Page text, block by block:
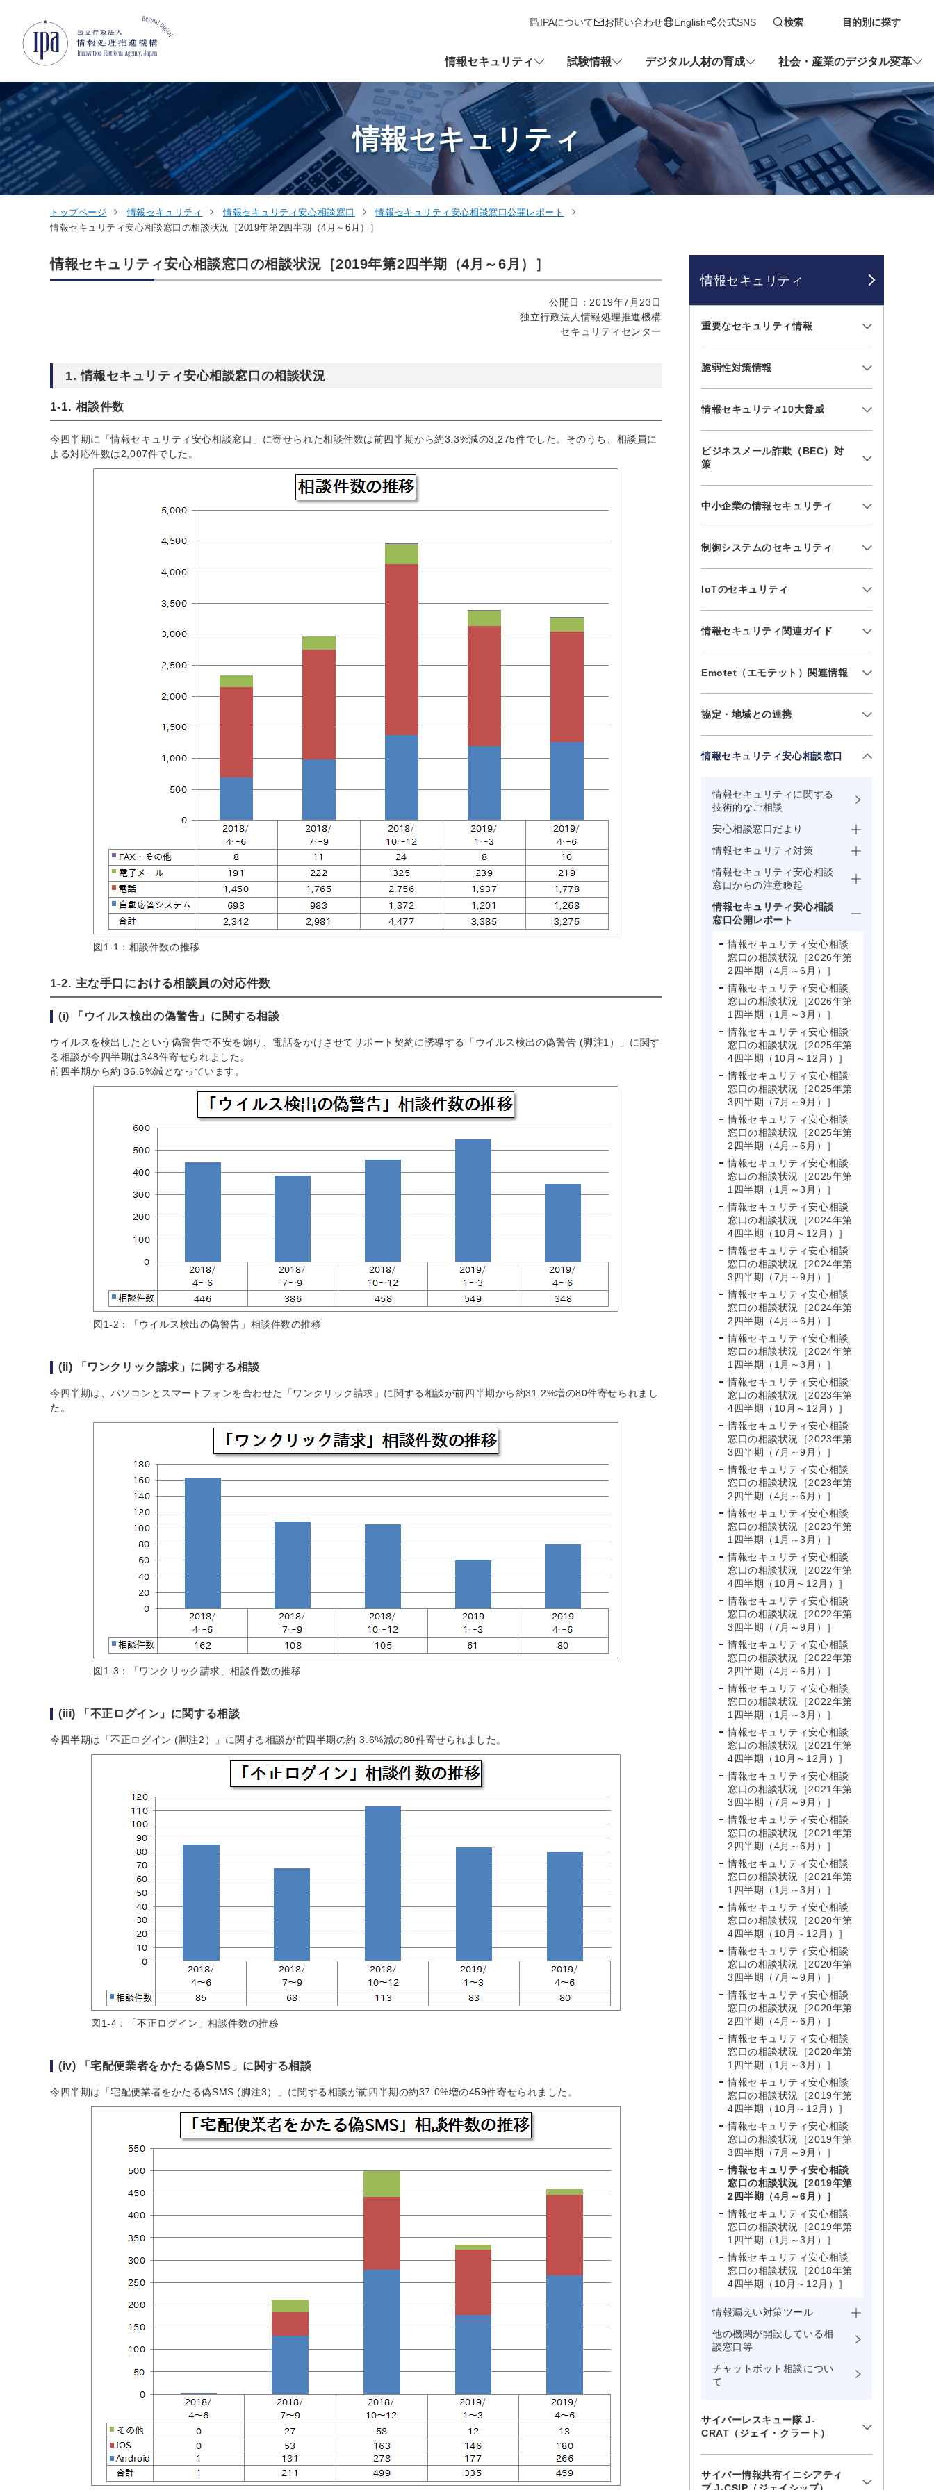
IPAについて
お問い合わせ English
新しいタブで開きます
公式SNS 検索 目的別に探す
情報セキュリティ 試験情報 デジタル人材の育成 社会・産業のデジタル変革
情報セキュリティ
トップページ 情報セキュリティ 情報セキュリティ安心相談窓口
情報セキュリティ安心相談窓口公開レポート
情報セキュリティ安心相談窓口の相談状況［2019年第2四半期（4月～6月）］
情報セキュリティ安心相談窓口の相談状況［2019年第2四半期（4月～6月）］
公開日：2019年7月23日
独立行政法人情報処理推進機構
セキュリティセンター
1. 情報セキュリティ安心相談窓口の相談状況
1-1. 相談件数
今四半期に「情報セキュリティ安心相談窓口」に寄せられた相談件数は前四半期から約3.3%減の3,275件でした。そのうち、相談員に
よる対応件数は2,007件でした。
図1-1：相談件数の推移
1-2. 主な手口における相談員の対応件数
(i) 「ウイルス検出の偽警告」に関する相談
ウイルスを検出したという偽警告で不安を煽り、電話をかけさせてサポート契約に誘導する「ウイルス検出の偽警告 (脚注1）」に関す
る相談が今四半期は348件寄せられました。
前四半期から約 36.6%減となっています。
図1-2：「ウイルス検出の偽警告」相談件数の推移
(ii) 「ワンクリック請求」に関する相談
今四半期は、パソコンとスマートフォンを合わせた「ワンクリック請求」に関する相談が前四半期から約31.2%増の80件寄せられまし
た。
図1-3：「ワンクリック請求」相談件数の推移
(iii) 「不正ログイン」に関する相談
今四半期は「不正ログイン (脚注2）」に関する相談が前四半期の約 3.6%減の80件寄せられました。
図1-4：「不正ログイン」相談件数の推移
(iv) 「宅配便業者をかたる偽SMS」に関する相談
今四半期は「宅配便業者をかたる偽SMS (脚注3）」に関する相談が前四半期の約37.0%増の459件寄せられました。
情報セキュリティ
重要なセキュリティ情報
脆弱性対策情報
情報セキュリティ10大脅威
ビジネスメール詐欺（BEC）対
策
中小企業の情報セキュリティ
制御システムのセキュリティ
IoTのセキュリティ
情報セキュリティ関連ガイド
Emotet（エモテット）関連情報
協定・地域との連携
情報セキュリティ安心相談窓口
情報セキュリティに関する
技術的なご相談
安心相談窓口だより
情報セキュリティ対策
情報セキュリティ安心相談
窓口からの注意喚起
情報セキュリティ安心相談
窓口公開レポート
情報セキュリティ安心相談
窓口の相談状況［2026年第
2四半期（4月～6月）］
情報セキュリティ安心相談
窓口の相談状況［2026年第
1四半期（1月～3月）］
情報セキュリティ安心相談
窓口の相談状況［2025年第
4四半期（10月～12月）］
情報セキュリティ安心相談
窓口の相談状況［2025年第
3四半期（7月～9月）］
情報セキュリティ安心相談
窓口の相談状況［2025年第
2四半期（4月～6月）］
情報セキュリティ安心相談
窓口の相談状況［2025年第
1四半期（1月～3月）］
情報セキュリティ安心相談
窓口の相談状況［2024年第
4四半期（10月～12月）］
情報セキュリティ安心相談
窓口の相談状況［2024年第
3四半期（7月～9月）］
情報セキュリティ安心相談
窓口の相談状況［2024年第
2四半期（4月～6月）］
情報セキュリティ安心相談
窓口の相談状況［2024年第
1四半期（1月～3月）］
情報セキュリティ安心相談
窓口の相談状況［2023年第
4四半期（10月～12月）］
情報セキュリティ安心相談
窓口の相談状況［2023年第
3四半期（7月～9月）］
情報セキュリティ安心相談
窓口の相談状況［2023年第
2四半期（4月～6月）］
情報セキュリティ安心相談
窓口の相談状況［2023年第
1四半期（1月～3月）］
情報セキュリティ安心相談
窓口の相談状況［2022年第
4四半期（10月～12月）］
情報セキュリティ安心相談
窓口の相談状況［2022年第
3四半期（7月～9月）］
情報セキュリティ安心相談
窓口の相談状況［2022年第
2四半期（4月～6月）］
情報セキュリティ安心相談
窓口の相談状況［2022年第
1四半期（1月～3月）］
情報セキュリティ安心相談
窓口の相談状況［2021年第
4四半期（10月～12月）］
情報セキュリティ安心相談
窓口の相談状況［2021年第
3四半期（7月～9月）］
情報セキュリティ安心相談
窓口の相談状況［2021年第
2四半期（4月～6月）］
情報セキュリティ安心相談
窓口の相談状況［2021年第
1四半期（1月～3月）］
情報セキュリティ安心相談
窓口の相談状況［2020年第
4四半期（10月～12月）］
情報セキュリティ安心相談
窓口の相談状況［2020年第
3四半期（7月～9月）］
情報セキュリティ安心相談
窓口の相談状況［2020年第
2四半期（4月～6月）］
情報セキュリティ安心相談
窓口の相談状況［2020年第
1四半期（1月～3月）］
情報セキュリティ安心相談
窓口の相談状況［2019年第
4四半期（10月～12月）］
情報セキュリティ安心相談
窓口の相談状況［2019年第
3四半期（7月～9月）］
情報セキュリティ安心相談
窓口の相談状況［2019年第
2四半期（4月～6月）］
情報セキュリティ安心相談
窓口の相談状況［2019年第
1四半期（1月～3月）］
情報セキュリティ安心相談
窓口の相談状況［2018年第
4四半期（10月～12月）］
情報漏えい対策ツール
他の機関が開設している相
談窓口等
チャットボット相談につい
て
サイバーレスキュー隊 J-
CRAT（ジェイ・クラート）
サイバー情報共有イニシアティ